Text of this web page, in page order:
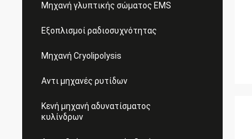
Μηχανή γλυπτικής σώματος EMS
Εξοπλισμοί ραδιοσυχνότητας
Μηχανή Cryolipolysis
Αντι μηχανές ρυτίδων
Κενή μηχανή αδυνατίσματος
κυλίνδρων